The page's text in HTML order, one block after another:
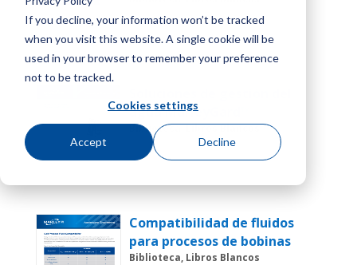
If you decline, your information won’t be tracked
when you visit this website. A single cookie will be
used in your browser to remember your preference
not to be tracked.
Cookies settings
Accept Decline
agua MarleyGard™
Biblioteca, Libros Blancos
Compatibilidad de fluidos
para procesos de bobinas
Biblioteca, Libros Blancos